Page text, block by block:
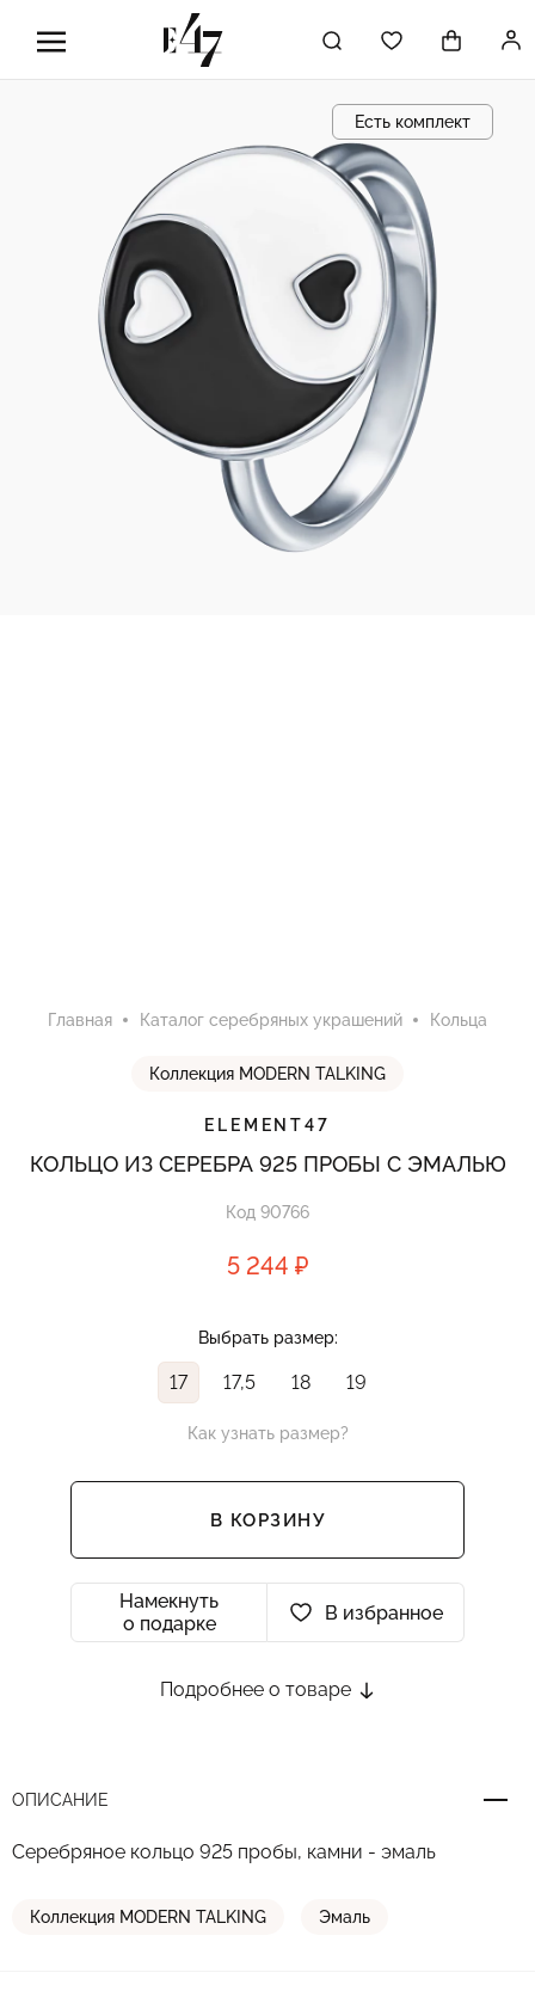
Есть комплект
Главная Каталог серебряных украшений Кольца
Коллекция MODERN TALKING
ELEMENT47
КОЛЬЦО ИЗ СЕРЕБРА 925 ПРОБЫ С ЭМАЛЬЮ
Код 90766
5 244 ₽
Выбрать размер:
17 17,5 18 19
Как узнать размер?
В КОРЗИНУ
Намекнуть
о подарке
В избранное
Подробнее о товаре
ОПИСАНИЕ
Серебряное кольцо 925 пробы, камни - эмаль
Коллекция MODERN TALKING Эмаль